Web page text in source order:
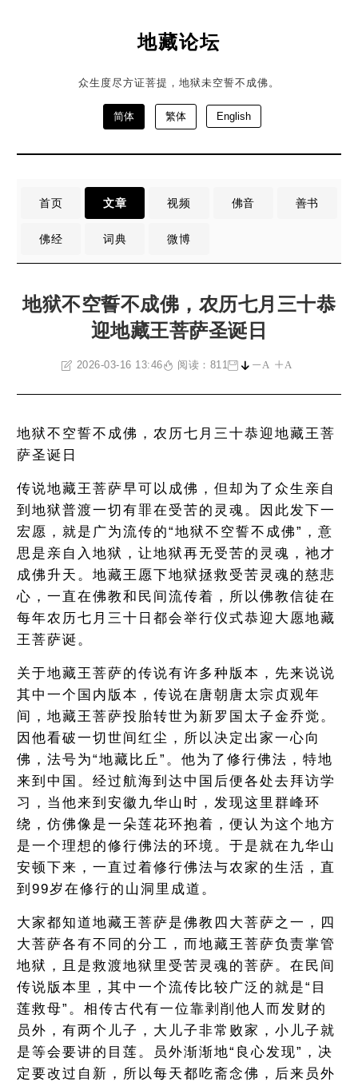
地藏论坛
众生度尽方证菩提，地狱未空誓不成佛。
简体 繁体 English
首页 文章 视频 佛音 善书
佛经 词典 微博
地狱不空誓不成佛，农历七月三十恭
迎地藏王菩萨圣诞日
2026-03-16 13:46 阅读：811 A A
地狱不空誓不成佛，农历七月三十恭迎地藏王菩
萨圣诞日
传说地藏王菩萨早可以成佛，但却为了众生亲自
到地狱普渡一切有罪在受苦的灵魂。因此发下一
宏愿，就是广为流传的“地狱不空誓不成佛”，意
思是亲自入地狱，让地狱再无受苦的灵魂，祂才
成佛升天。地藏王愿下地狱拯救受苦灵魂的慈悲
心，一直在佛教和民间流传着，所以佛教信徒在
每年农历七月三十日都会举行仪式恭迎大愿地藏
王菩萨诞。
关于地藏王菩萨的传说有许多种版本，先来说说
其中一个国内版本，传说在唐朝唐太宗贞观年
间，地藏王菩萨投胎转世为新罗国太子金乔觉。
因他看破一切世间红尘，所以决定出家一心向
佛，法号为“地藏比丘”。他为了修行佛法，特地
来到中国。经过航海到达中国后便各处去拜访学
习，当他来到安徽九华山时，发现这里群峰环
绕，仿佛像是一朵莲花环抱着，便认为这个地方
是一个理想的修行佛法的环境。于是就在九华山
安顿下来，一直过着修行佛法与农家的生活，直
到99岁在修行的山洞里成道。
大家都知道地藏王菩萨是佛教四大菩萨之一，四
大菩萨各有不同的分工，而地藏王菩萨负责掌管
地狱，且是救渡地狱里受苦灵魂的菩萨。在民间
传说版本里，其中一个流传比较广泛的就是“目
莲救母”。相传古代有一位靠剥削他人而发财的
员外，有两个儿子，大儿子非常败家，小儿子就
是等会要讲的目莲。员外渐渐地“良心发现”，决
定要改过自新，所以每天都吃斋念佛，后来员外